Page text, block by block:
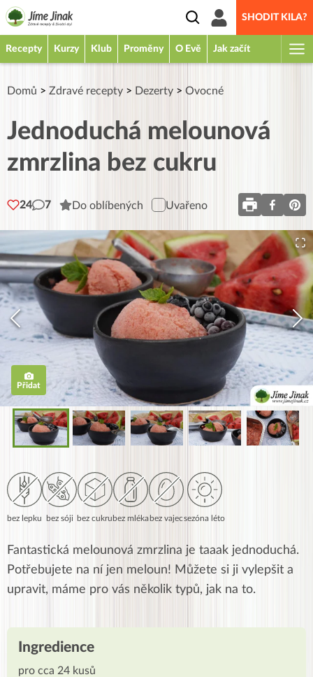
SHODIT KILA?
Recepty Kurzy Klub Proměny O Evě Jak začít
Domů > Zdravé recepty > Dezerty > Ovocné
Jednoduchá melounová
zmrzlina bez cukru
24 7 Do oblíbených Uvařeno
Přidat
bez lepku bez sóji bez cukrubez mlékabez vajecsezóna léto
Fantastická melounová zmrzlina je taaak jednoduchá.
Potřebujete na ní jen meloun! Můžete si ji vylepšit a
upravit, máme pro vás několik typů, jak na to.
Ingredience
pro cca 24 kusů